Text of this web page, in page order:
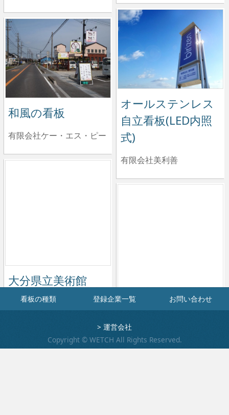
オールステンレス
自立看板(LED内照
式)
有限会社美利善
和風の看板
有限会社ケー・エス・ピー
大分県立美術館
OPAM
ターポリン幕
株式会社タム
看板の種類 登録企業一覧 お問い合わせ
> 運営会社
Copyright © WETCH All Rights Reserved.